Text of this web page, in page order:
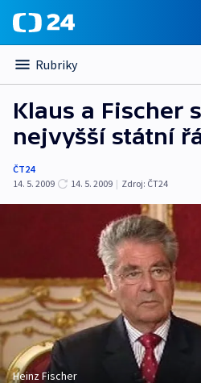
Rubriky
Klaus a Fischer
nejvyšší státní
ČT24
14. 5. 2009
14. 5. 2009 | Zdroj: ČT24
Heinz Fischer